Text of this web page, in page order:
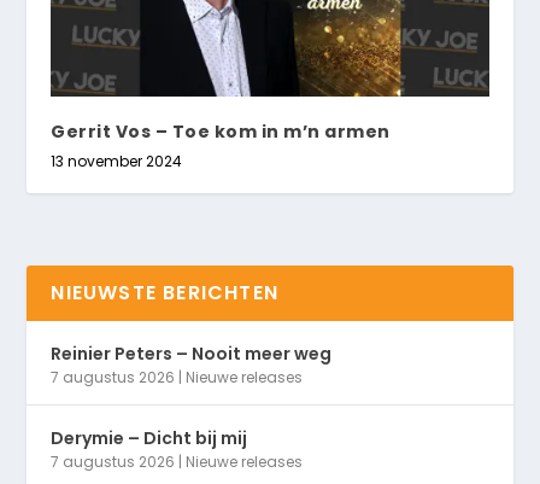
Gerrit Vos – Toe kom in m’n armen
13 november 2024
NIEUWSTE BERICHTEN
Reinier Peters – Nooit meer weg
7 augustus 2026 | Nieuwe releases
Derymie – Dicht bij mij
7 augustus 2026 | Nieuwe releases